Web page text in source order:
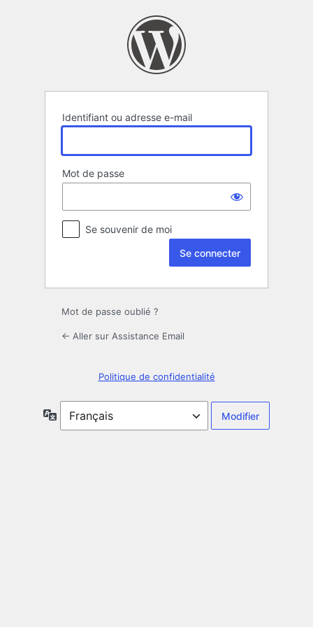
Identifiant ou adresse e-mail
Mot de passe
Se souvenir de moi
Mot de passe oublié ?
← Aller sur Assistance Email
Politique de confidentialité
Langue